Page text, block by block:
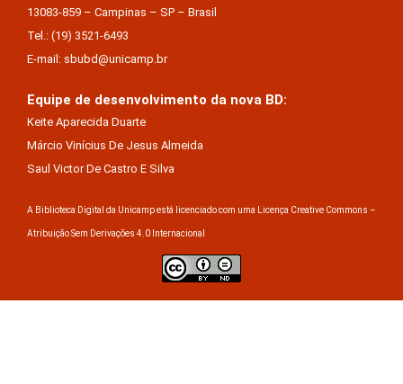
13083-859 – Campinas – SP – Brasil
Tel.: (19) 3521-6493
E-mail: sbubd@unicamp.br
Equipe de desenvolvimento da nova BD:
Keite Aparecida Duarte
Márcio Vinícius De Jesus Almeida
Saul Victor De Castro E Silva
A Biblioteca Digital da Unicamp está licenciado com uma Licença Creative Commons –
Atribuição Sem Derivações 4.0 Internacional